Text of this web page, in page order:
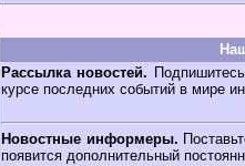
Рассылка новостей.
курсе последних событий в мире
Новостные информеры.
появится дополнительный